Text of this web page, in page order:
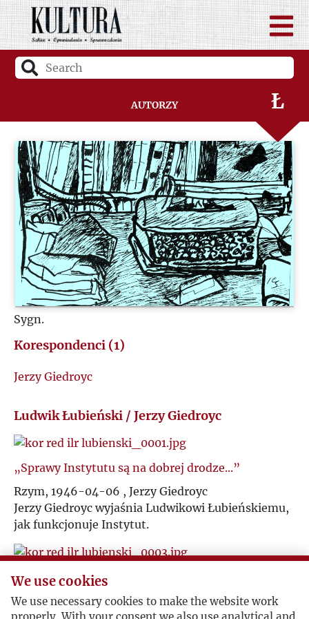
Autorzy
K
L
Ł
M
N
O
P
Q
V
W
Z
Sygn.
Korespondenci (1)
Jerzy Giedroyc
Ludwik Łubieński / Jerzy Giedroyc
„Sprawy Instytutu są na dobrej drodze...”
Rzym, 1946-04-06 , Jerzy Giedroyc
Jerzy Giedroyc wyjaśnia Ludwikowi Łubieńskiemu,
jak funkcjonuje Instytut.
Podtrzymywanie kontaktu
1946-12-18 , Jerzy Giedroyc
We use cookies
We use necessary cookies to make the website work